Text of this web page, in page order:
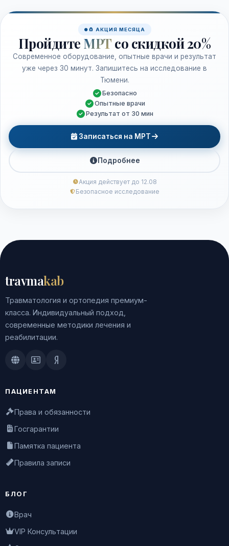
🧲 АКЦИЯ МЕСЯЦА
Пройдите МРТ со скидкой 20%
Современное оборудование, опытные врачи и результат
уже через 30 минут. Запишитесь на исследование в
Тюмени.
Безопасно
Опытные врачи
Результат от 30 мин
Записаться на МРТ
Подробнее
Акция действует до 12.08
Безопасное исследование
travmakab
Травматология и ортопедия премиум-
класса. Индивидуальный подход,
современные методики лечения и
реабилитации.
Doctu.ruПроДокторов
Яндекс.Здоровье
ПАЦИЕНТАМ
Права и обязанности
Госгарантии
Памятка пациента
Правила записи
БЛОГ
Врач
VIP Консультации